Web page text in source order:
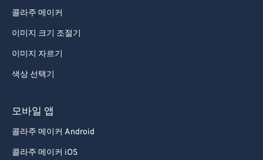
콜라주 메이커
이미지 크기 조절기
이미지 자르기
색상 선택기
모바일 앱
콜라주 메이커 Android
콜라주 메이커 iOS